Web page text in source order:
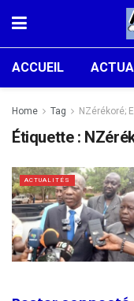
ACCUEIL
Home Tag NZérékoré;
Étiquette :
ACTUALITÉS